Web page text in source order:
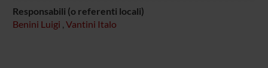
Responsabili (o referenti locali)
Benini Luigi , Vantini Italo